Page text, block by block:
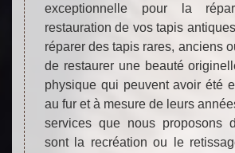
exceptionnelle pour la
restauration de vos tapis
réparer des tapis rares, anciens
de restaurer une beauté
physique qui peuvent avoir été
au fur et à mesure de leurs
services que nous proposons
sont la recréation ou le